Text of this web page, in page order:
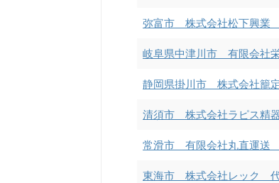
弥富市 株式会社松下興
岐阜県中津川市 有限会社
静岡県掛川市 株式会社籠
清須市 株式会社ラピス精
常滑市 有限会社丸直運
東海市 株式会社レック